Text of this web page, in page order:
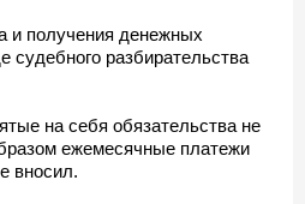
и получения денежных
судебного разбирательства
на себя обязательства не
ежемесячные платежи
вносил.